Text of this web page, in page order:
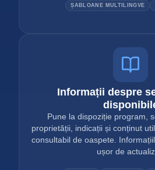
ȘABLOANE MULTILINGVE
Informații despre
Pune la dispoziție program,
proprietății, indicații și conținut
consultabil de oaspete.
ușor de